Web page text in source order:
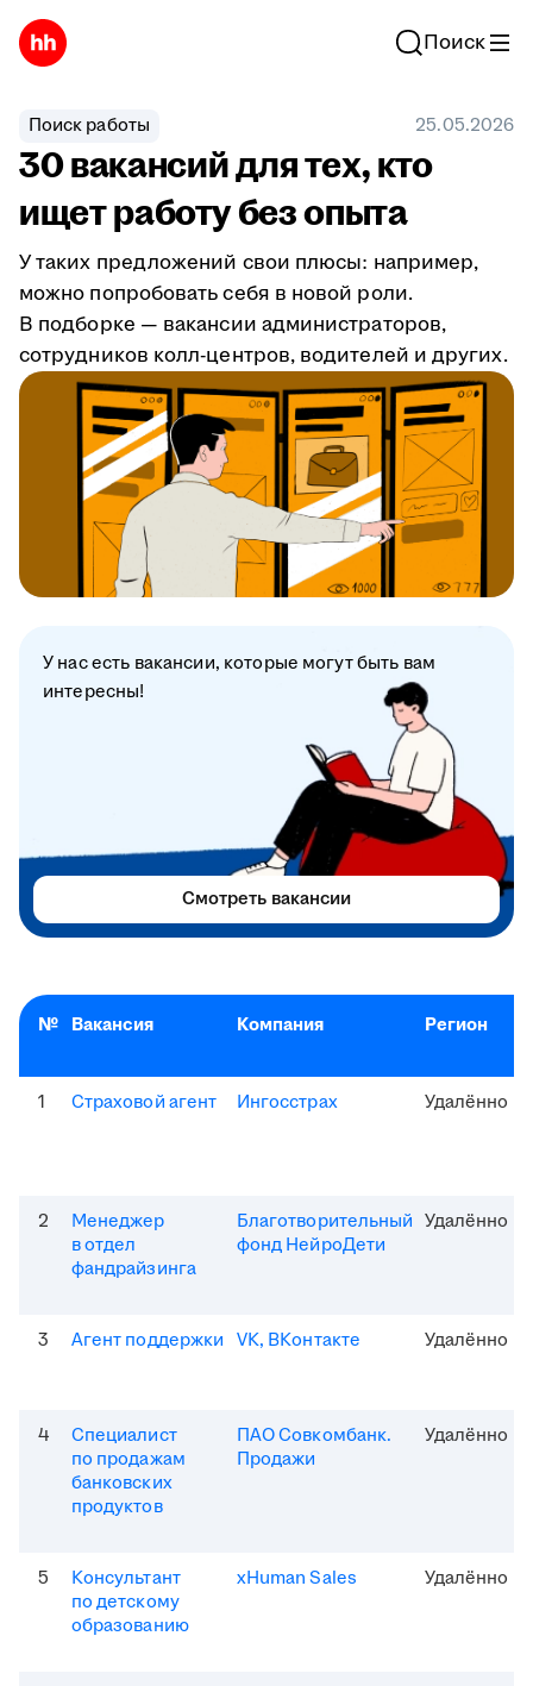
Поиск
Поиск работы 25.05.2026
30 вакансий для тех, кто
ищет работу без опыта
У таких предложений свои плюсы: например,
можно попробовать себя в новой роли.
В подборке — вакансии администраторов,
сотрудников колл-центров, водителей и других.
№ Вакансия Компания Регион
1 Страховой агент Ингосстрах Удалённо
2
Менеджер
в отдел
фандрайзинга
Благотворительный
фонд НейроДети
Удалённо
3 Агент поддержки VK, ВКонтакте Удалённо
4
Специалист
по продажам
банковских
продуктов
ПАО Совкомбанк.
Продажи
Удалённо
5
Консультант
по детскому
образованию
xHuman Sales Удалённо
У нас есть вакансии, которые могут быть вам
интересны!
Смотреть вакансии